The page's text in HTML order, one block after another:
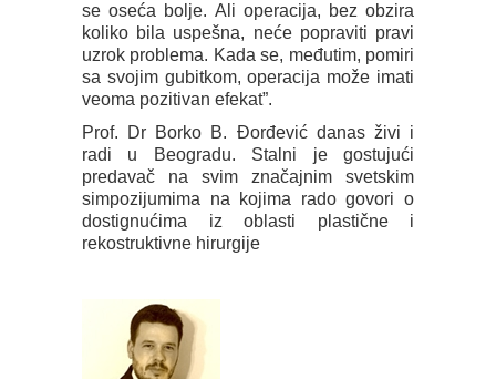
se oseća bolje. Ali operacija, bez obzira
koliko bila uspešna, neće popraviti pravi
uzrok problema. Kada se, međutim, pomiri
sa svojim gubitkom, operacija može imati
veoma pozitivan efekat”.
Prof. Dr Borko B. Đorđević danas živi i
radi u Beogradu. Stalni je gostujući
predavač na svim značajnim svetskim
simpozijumima na kojima rado govori o
dostignućima iz oblasti plastične i
rekostruktivne hirurgije